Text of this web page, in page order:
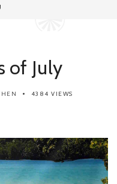
of July
4384 VIEWS